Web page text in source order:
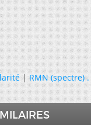
|RMN (spectre) .